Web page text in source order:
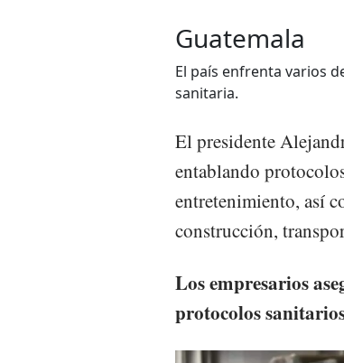
Guatemala
El país enfrenta varios
sanitaria.
El presidente
entablando
entretenimiento, así
construcción,
Los empresarios
protocolos